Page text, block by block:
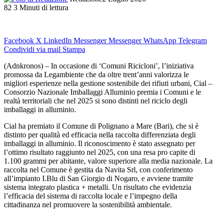
82 3 Minuti di lettura
Facebook X LinkedIn Messenger Messenger WhatsApp Telegram
Condividi via mail Stampa
(Adnkronos) – In occasione di ‘Comuni Ricicloni’, l’iniziativa
promossa da Legambiente che da oltre trent’anni valorizza le
migliori esperienze nella gestione sostenibile dei rifiuti urbani, Cial –
Consorzio Nazionale Imballaggi Alluminio premia i Comuni e le
realtà territoriali che nel 2025 si sono distinti nel riciclo degli
imballaggi in alluminio.
Cial ha premiato il Comune di Polignano a Mare (Bari), che si è
distinto per qualità ed efficacia nella raccolta differenziata degli
imballaggi in alluminio. Il riconoscimento è stato assegnato per
l’ottimo risultato raggiunto nel 2025, con una resa pro capite di
1.100 grammi per abitante, valore superiore alla media nazionale. La
raccolta nel Comune è gestita da Navita Srl, con conferimento
all’impianto I.Blu di San Giorgio di Nogaro, e avviene tramite
sistema integrato plastica + metalli. Un risultato che evidenzia
l’efficacia del sistema di raccolta locale e l’impegno della
cittadinanza nel promuovere la sostenibilità ambientale.